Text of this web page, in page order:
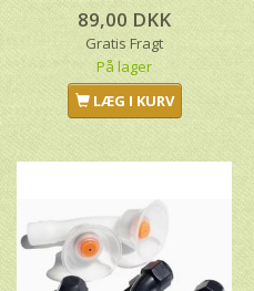
89,00 DKK
Gratis Fragt
På lager
LÆG I KURV